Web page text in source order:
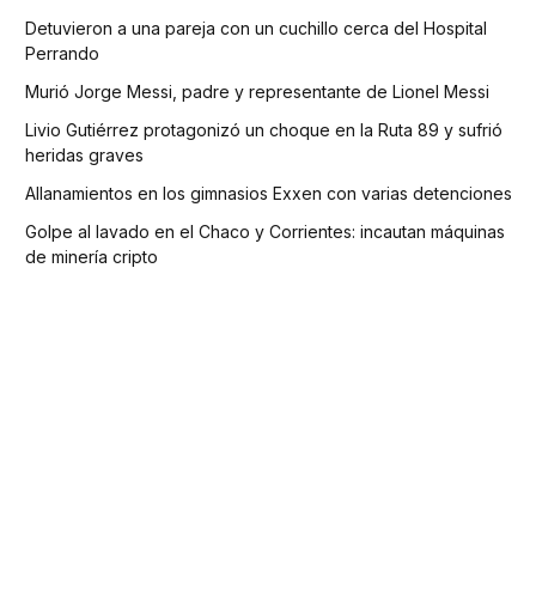
Detuvieron a una pareja con un cuchillo cerca del Hospital
Perrando
Murió Jorge Messi, padre y representante de Lionel Messi
Livio Gutiérrez protagonizó un choque en la Ruta 89 y sufrió
heridas graves
Allanamientos en los gimnasios Exxen con varias detenciones
Golpe al lavado en el Chaco y Corrientes: incautan máquinas
de minería cripto